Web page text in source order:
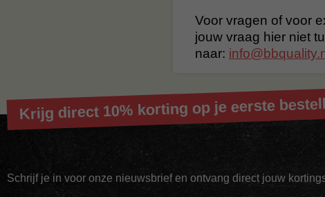
Voor vragen of voor
jouw vraag hier niet
naar:
Krijg direct 10% korting op je eerste
Schrijf je in voor onze nieuwsbrief en ontvang direct jouw